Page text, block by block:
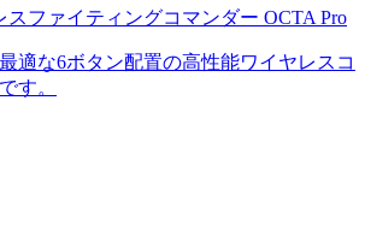
スファイティングコマンダー OCTA Pro
適な6ボタン配置の高性能ワイヤレスコ
す。